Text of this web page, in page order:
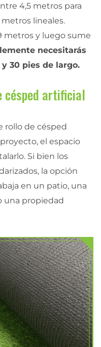
4,5 metros para
lineales.
metros y luego sume
necesitarás
30 pies de largo.
césped artificial
rollo de césped
el espacio
Si bien los
la opción
en un patio, una
una propiedad